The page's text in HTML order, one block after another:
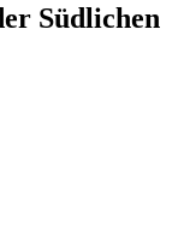
Südlichen